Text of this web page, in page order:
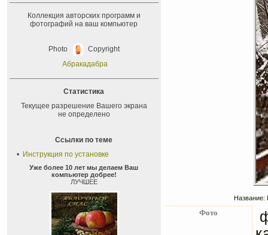
Коллекция авторских программ и
фотографий на ваш компьютер
Photo
Copyright
Абракадабра
Статистика
Текущее разрешение Вашего экрана
не определено
Ссылки по теме
• Инструкция по установке
Уже более 10 лет мы делаем Ваш
компьютер добрее!
ЛУЧШЕЕ
Название:
Фото